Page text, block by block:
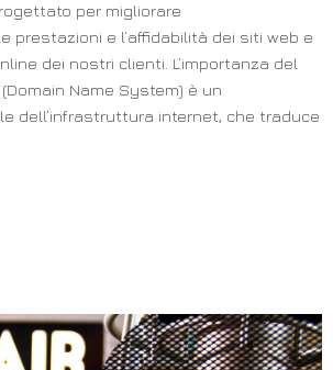
per migliorare
prestazioni e l’affidabilità dei siti web e
dei nostri clienti. L’importanza del
Name System) è un
dell’infrastruttura internet, che traduce